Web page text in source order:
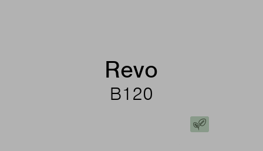
Revo
B120